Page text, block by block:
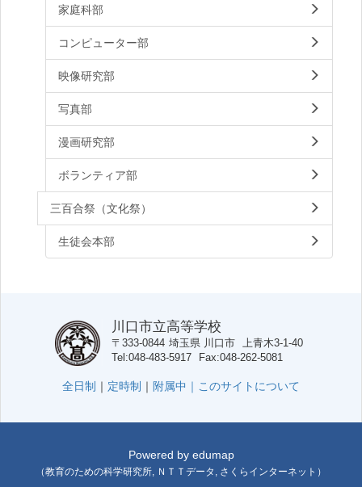
家庭科部
コンピューター部
映像研究部
写真部
漫画研究部
ボランティア部
三百合祭（文化祭）
生徒会本部
川口市立高等学校
〒333-0844 埼玉県 川口市 上青木3-1-40
Tel 048-483-5917 Fax 048-262-5081
全日制 ｜ 定時制 ｜ 附属中｜ このサイトについて
Powered by edumap
（教育のための科学研究所, ＮＴＴデータ , さくらインターネット ）